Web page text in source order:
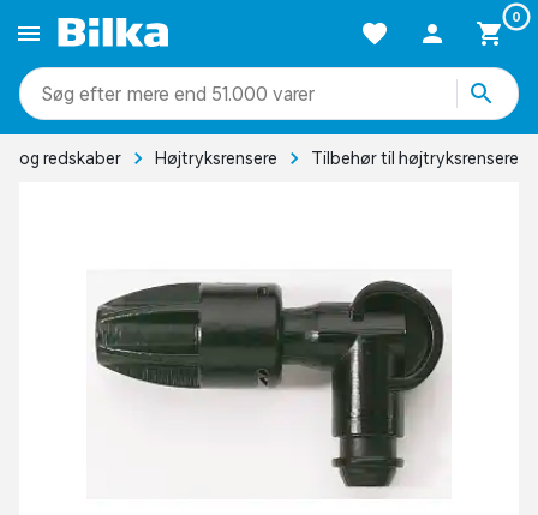
0
mere end 51.000 varer
og redskaber Højtryksrensere Tilbehør til højtryksrensere